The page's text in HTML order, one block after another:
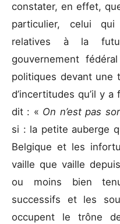
constater, en effet,
particulier, celui
relatives à la
gouvernement
politiques devant une
d’incertitudes qu’il y
dit : « On n’est pas
si : la petite auberge
Belgique et les
vaille que vaille
ou moins bien
successifs et les
occupent le trône